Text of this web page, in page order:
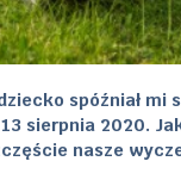
spóźniał
sierpnia 2020.
nasze